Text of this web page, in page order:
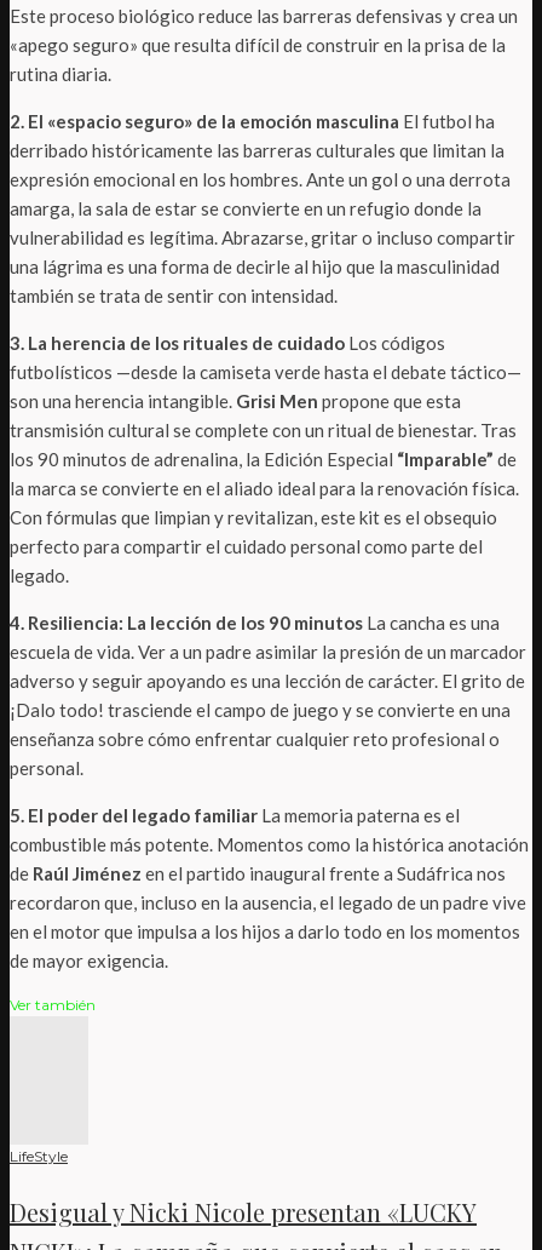
Este proceso biológico reduce las barreras defensivas y crea un
«apego seguro» que resulta difícil de construir en la prisa de la
rutina diaria.
2. El «espacio seguro» de la emoción masculina El futbol ha
derribado históricamente las barreras culturales que limitan la
expresión emocional en los hombres. Ante un gol o una derrota
amarga, la sala de estar se convierte en un refugio donde la
vulnerabilidad es legítima. Abrazarse, gritar o incluso compartir
una lágrima es una forma de decirle al hijo que la masculinidad
también se trata de sentir con intensidad.
3. La herencia de los rituales de cuidado Los códigos
futbolísticos —desde la camiseta verde hasta el debate táctico—
son una herencia intangible. Grisi Men propone que esta
transmisión cultural se complete con un ritual de bienestar. Tras
los 90 minutos de adrenalina, la Edición Especial “Imparable” de
la marca se convierte en el aliado ideal para la renovación física.
Con fórmulas que limpian y revitalizan, este kit es el obsequio
perfecto para compartir el cuidado personal como parte del
legado.
4. Resiliencia: La lección de los 90 minutos La cancha es una
escuela de vida. Ver a un padre asimilar la presión de un marcador
adverso y seguir apoyando es una lección de carácter. El grito de
¡Dalo todo! trasciende el campo de juego y se convierte en una
enseñanza sobre cómo enfrentar cualquier reto profesional o
personal.
5. El poder del legado familiar La memoria paterna es el
combustible más potente. Momentos como la histórica anotación
de Raúl Jiménez en el partido inaugural frente a Sudáfrica nos
recordaron que, incluso en la ausencia, el legado de un padre vive
en el motor que impulsa a los hijos a darlo todo en los momentos
de mayor exigencia.
Ver también
LifeStyle
Desigual y Nicki Nicole presentan «LUCKY